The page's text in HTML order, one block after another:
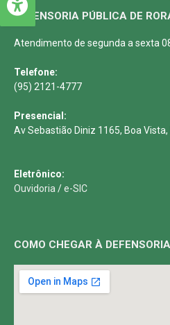
DEFENSORIA PÚBLICA DE
Atendimento de segunda a sexta
Telefone:
(95) 2121-4777
Presencial:
Av Sebastião Diniz 1165, Boa Vista,
Eletrônico:
Ouvidoria /e-SIC
COMO CHEGAR À